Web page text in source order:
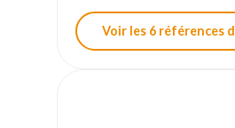
Voir les 6 références